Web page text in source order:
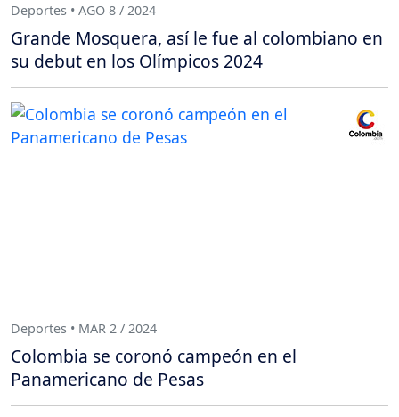
Deportes • AGO 8 / 2024
Grande Mosquera, así le fue al colombiano en
su debut en los Olímpicos 2024
Deportes • MAR 2 / 2024
Colombia se coronó campeón en el
Panamericano de Pesas